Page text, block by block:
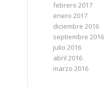
febrero 2017
enero 2017
diciembre 2016
septiembre 2016
julio 2016
abril 2016
marzo 2016